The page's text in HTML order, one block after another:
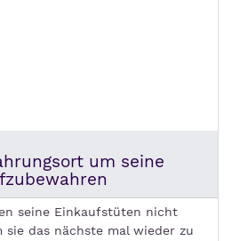
um seine
seine Einkaufstüten nicht
das nächste mal wieder zu